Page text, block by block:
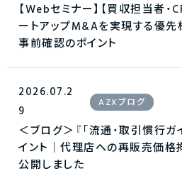
【Webセミナー】【買収担当者・
ートアップM&Aを実現する優
事前確認のポイント
2026.07.2
9
AZXブログ
＜ブログ＞『「流通・取引慣行ガ
イント｜代理店への再販売価格
公開しました